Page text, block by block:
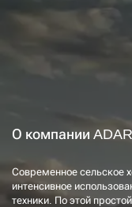
О компании
Современное сельское
интенсивное
техники. По этой